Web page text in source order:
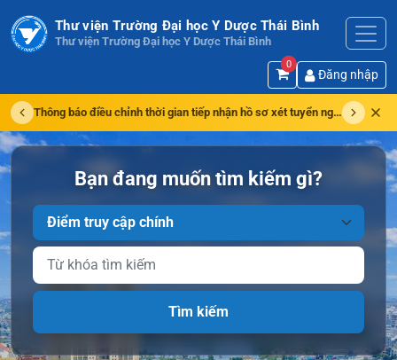
Thư viện Trường Đại học Y Dược Thái Bình
Thư viện Trường Đại học Y Dược Thái Bình
0
Đăng nhập
Trước Thông báo điều chỉnh thời gian tiếp nhận hồ sơ xét tuyển ngành Y khoa - Liên thông từ trình độ Trung cấp lên trình độ Đại học Tiếp
Bạn đang muốn tìm kiếm gì?